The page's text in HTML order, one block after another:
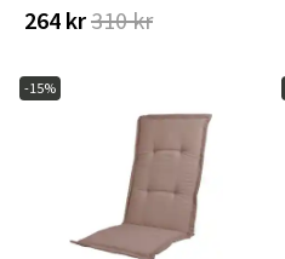
264 kr310 kr
-15%